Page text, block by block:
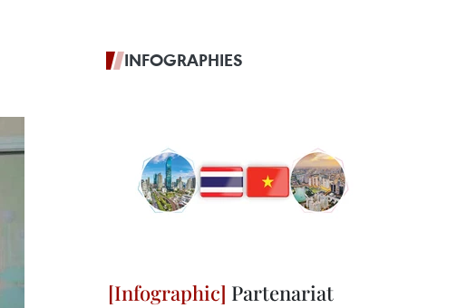
INFOGRAPHIES
Partenariat